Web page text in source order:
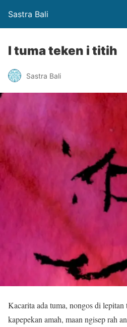
Sastra Bali
I tuma teken i titih
Sastra Bali
Kacarita ada tuma, nongos di
kapepekan amah, maan ngisep rah